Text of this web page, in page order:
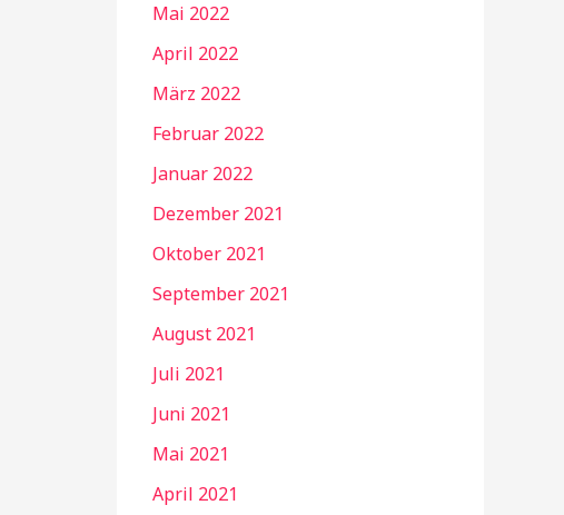
Mai 2022
April 2022
März 2022
Februar 2022
Januar 2022
Dezember 2021
Oktober 2021
September 2021
August 2021
Juli 2021
Juni 2021
Mai 2021
April 2021